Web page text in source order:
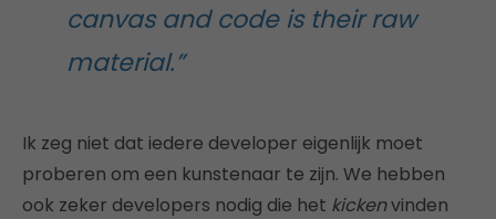
canvas and code is their raw
material.”
Ik zeg niet dat iedere developer eigenlijk moet
proberen om een kunstenaar te zijn. We hebben
ook zeker developers nodig die het kickenvinden